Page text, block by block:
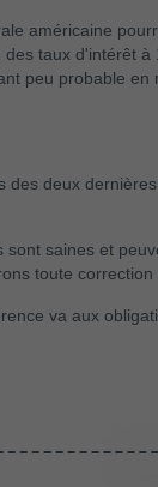
américaine
taux d'intérêt
peu probable
deux
saines et
toute
va aux